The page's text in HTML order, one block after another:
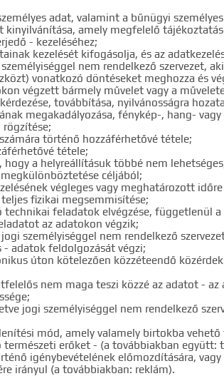
adat, valamint a bűnügyi
amely megfelelő
- kezeléséhez;
kezelését kifogásolja, és az
nem rendelkező szervezet,
vonatkozó döntéseket meghozza és
végzett bármely művelet vagy a
továbbítása, nyilvánosságra
megakadályozása, fénykép-, hang-
történő hozzáférhetővé tétele;
tétele;
a helyreállításuk többé nem
céljából;
végleges vagy meghatározott
fizikai megsemmisítése;
technikai feladatok elvégzése, függetlenül
az adatokon végzik;
személyiséggel nem rendelkező
- adatok feldolgozását végzi;
úton kötelezően közzéteendő
nem maga teszi közzé az adatot -
jogi személyiséggel nem rendelkező
mód, amely valamely birtokba
erőket - (a továbbiakban
igénybevételének előmozdítására,
irányul (a továbbiakban: reklám).